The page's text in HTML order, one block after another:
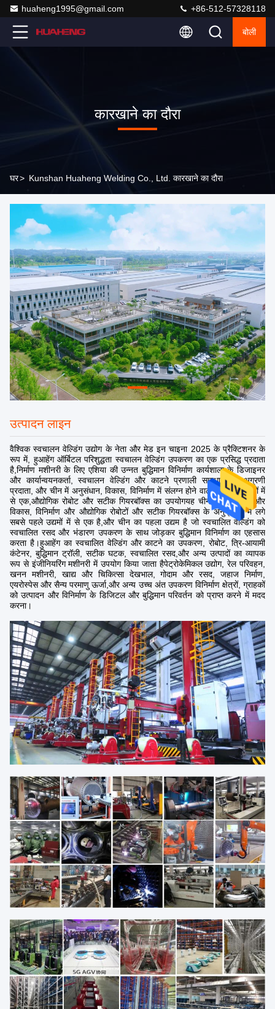
huaheng1995@gmail.com +86-512-57328118
बोली
कारखाने का दौरा
घर> Kunshan Huaheng Welding Co., Ltd. कारखाने का दौरा
उत्पादन लाइन
वैश्विक स्वचालन वेल्डिंग उद्योग के नेता और मेड इन चाइना 2025 के प्रैक्टिशनर के
रूप में, हुआहेंग ऑर्बिटल परिशुद्धता स्वचालन वेल्डिंग उपकरण का एक प्रसिद्ध प्रदाता
है,निर्माण मशीनरी के लिए एशिया की उन्नत बुद्धिमान विनिर्माण कार्यशाला के डिजाइनर
और कार्यान्वयनकर्ता, स्वचालन वेल्डिंग और काटने प्रणाली समाधानों के अग्रणी
प्रदाता, और चीन में अनुसंधान, विकास, विनिर्माण में संलग्न होने वाले शुरुआती उद्यमों में
से एक,औद्योगिक रोबोट और सटीक गियरबॉक्स का उपयोगयह चीन में अनुसंधान और
विकास, विनिर्माण और औद्योगिक रोबोटों और सटीक गियरबॉक्स के अनुप्रयोग में लगे
सबसे पहले उद्यमों में से एक है,और चीन का पहला उद्यम है जो स्वचालित वेल्डिंग को
स्वचालित रसद और भंडारण उपकरण के साथ जोड़कर बुद्धिमान विनिर्माण का एहसास
करता है।हुआहेंग का स्वचालित वेल्डिंग और काटने का उपकरण, रोबोट, त्रि-आयामी
कंटेनर, बुद्धिमान ट्रॉली, सटीक घटक, स्वचालित रसद,और अन्य उत्पादों का व्यापक
रूप से इंजीनियरिंग मशीनरी में उपयोग किया जाता हैपेट्रोकेमिकल उद्योग, रेल परिवहन,
खनन मशीनरी, खाद्य और चिकित्सा देखभाल, गोदाम और रसद, जहाज निर्माण,
एयरोस्पेस और सैन्य परमाणु ऊर्जा,और अन्य उच्च अंत उपकरण विनिर्माण क्षेत्रों, ग्राहकों
को उत्पादन और विनिर्माण के डिजिटल और बुद्धिमान परिवर्तन को प्राप्त करने में मदद
करना।